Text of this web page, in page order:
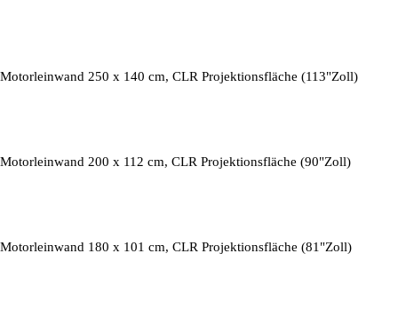
Motorleinwand 250 x 140 cm, CLR Projektionsfläche (113"Zoll)
Motorleinwand 200 x 112 cm, CLR Projektionsfläche (90"Zoll)
Motorleinwand 180 x 101 cm, CLR Projektionsfläche (81"Zoll)